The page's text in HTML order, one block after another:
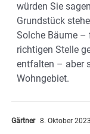
würden Sie
Grundstück
Solche Bäume –
richtigen Stelle
entfalten – aber
Wohngebiet.
Gärtner 8. Oktober